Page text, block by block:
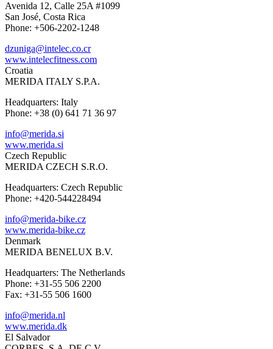
Avenida 12, Calle 25A #1099
San José, Costa Rica
Phone: +506-2202-1248
dzuniga@intelec.co.cr
www.intelecfitness.com
Croatia
MERIDA ITALY S.P.A.
Headquarters: Italy
Phone: +38 (0) 641 71 36 97
info@merida.si
www.merida.si
Czech Republic
MERIDA CZECH S.R.O.
Headquarters: Czech Republic
Phone: +420-544228494
info@merida-bike.cz
www.merida-bike.cz
Denmark
MERIDA BENELUX B.V.
Headquarters: The Netherlands
Phone: +31-55 506 2200
Fax: +31-55 506 1600
info@merida.nl
www.merida.dk
El Salvador